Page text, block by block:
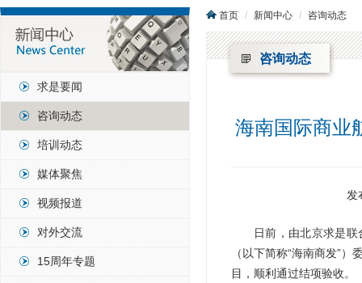
求是要闻
咨询动态
培训动态
媒体聚焦
视频报道
对外交流
15周年专题
首页 新闻中心 咨询动态
咨询动态
海南国际商业
发
日前，由北京求是
（以下简称“海南商发”
目，顺利通过结项验收。